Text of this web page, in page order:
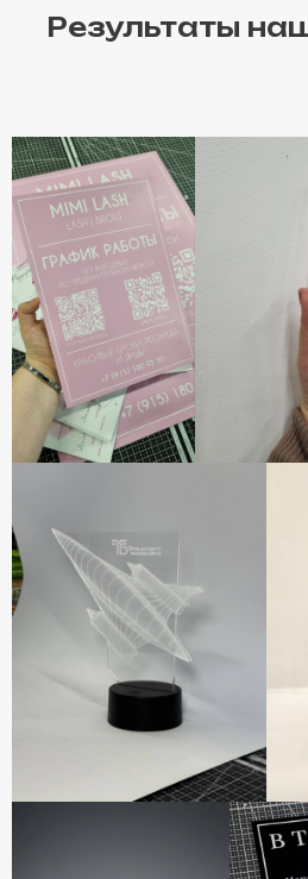
Результаты